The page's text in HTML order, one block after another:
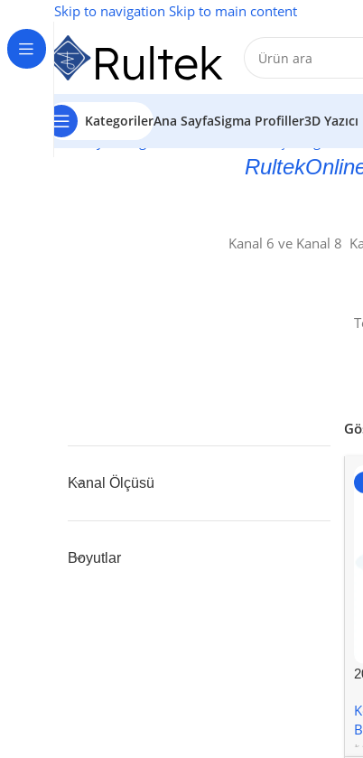
Skip to navigation Skip to main content
KategorilerAna SayfaSigma Profiller3D
Ana Sayfa/Sigma Profil Market
Kanal 6 ve Kanal 8
Kanal Ölçüsü
Boyutlar
₺